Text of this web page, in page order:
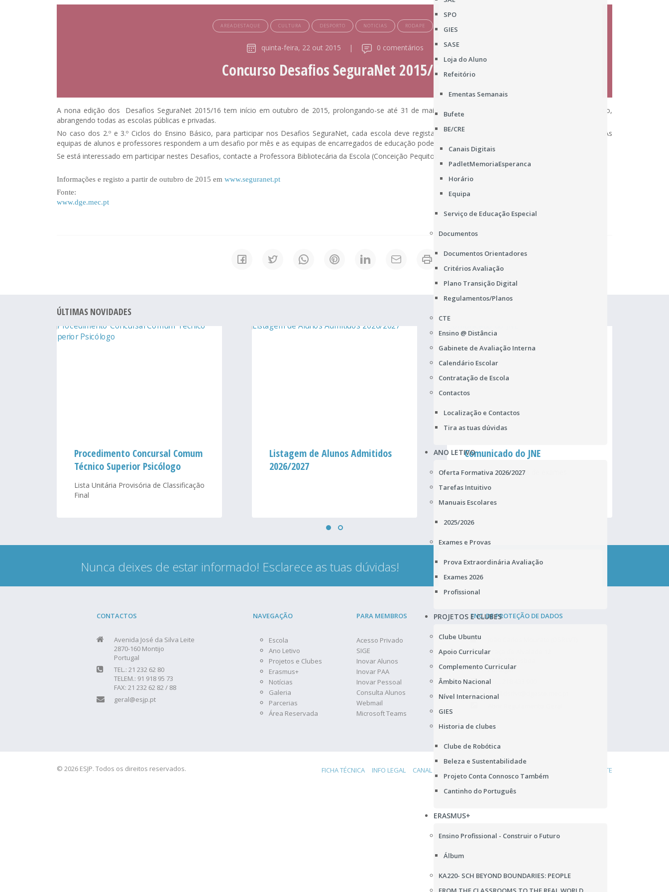
SPO
GIES
SASE
Loja do Aluno
Refeitório
Ementas Semanais
Bufete
BE/CRE
Canais Digitais
PadletMemoriaEsperanca
Horário
Equipa
Serviço de Educação Especial
Documentos
Documentos Orientadores
Critérios Avaliação
Plano Transição Digital
Regulamentos/Planos
CTE
Ensino @ Distância
Gabinete de Avaliação Interna
Calendário Escolar
Contratação de Escola
Contactos
Localização e Contactos
Tira as tuas dúvidas
ANO LETIVO
Oferta Formativa 2026/2027
Tarefas Intuitivo
Manuais Escolares
2025/2026
Exames e Provas
Prova Extraordinária Avaliação
Exames 2026
Profissional
PROJETOS E CLUBES
Clube Ubuntu
Apoio Curricular
Complemento Curricular
Âmbito Nacional
Nível Internacional
GIES
Historia de clubes
Clube de Robótica
Beleza e Sustentabilidade
Projeto Conta Connosco Também
Cantinho do Português
ERASMUS+
Ensino Profissional - Construir o Futuro
Álbum
KA220- SCH BEYOND BOUNDARIES: PEOPLE
AREADESTAQUE CULTURA DESPORTO NOTICIAS RODAPE
quinta-feira, 22 out 2015 | 0 comentários
Concurso Desafios SeguraNet 2015/16
A nona edição dos Desafios SeguraNet 2015/16 tem início em outubro de 2015, prolongando-se até 31 de maio de 2016. Esta iniciativa é dirigida ao Ensino Básico,
abrangendo todas as escolas públicas e privadas.
No caso dos 2.º e 3.º Ciclos do Ensino Básico, para participar nos Desafios SeguraNet, cada escola deve registar-se através dos formulários de registo de Escola. As
equipas de alunos e professores respondem a um desafio por mês e as equipas de encarregados de educação podem responder a desafios trimestrais.
Se está interessado em participar nestes Desafios, contacte a Professora Bibliotecária da Escola (Conceição Pequito).
Informações e registo a partir de outubro de 2015 em www.seguranet.pt
Fonte:
www.dge.mec.pt
ÚLTIMAS NOVIDADES
Procedimento Concursal Comum
Técnico Superior Psicólogo
Lista Unitária Provisória de Classificação
Final
Listagem de Alunos Admitidos
2026/2027
Comunicado do JNE
Alteração de Pautas de exames
Nunca deixes de estar informado! Esclarece as tuas dúvidas! CONTACTA-NOS
CONTACTOS
Avenida José da Silva Leite
2870-160 Montijo
Portugal
TEL.: 21 232 62 80
TELEM.: 91 918 95 73
FAX: 21 232 62 82 / 88
geral@esjp.pt
NAVEGAÇÃO
Escola
Ano Letivo
Projetos e Clubes
Erasmus+
Notícias
Galeria
Parcerias
Área Reservada
PARA MEMBROS
Acesso Privado
SIGE
Inovar Alunos
Inovar PAA
Inovar Pessoal
Consulta Alunos
Webmail
Microsoft Teams
ENC. DE PROTEÇÃO DE DADOS
Praça de Alvalade 12
Portugal
TEL.: 218 433 900
rgpd.dsrlvt@dgeste.mec.pt
© 2026 ESJP. Todos os direitos reservados. FICHA TÉCNICA INFO LEGAL CANAL DE DENÚNCIA MAPA DO SITE